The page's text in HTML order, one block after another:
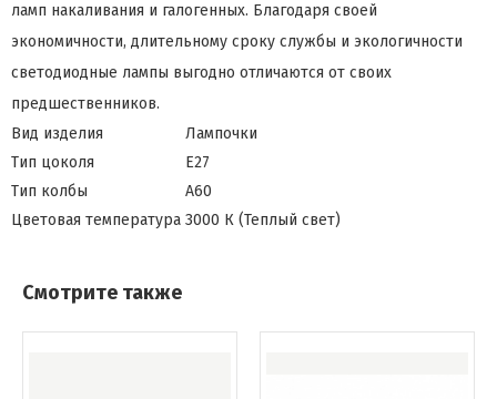
ламп накаливания и галогенных. Благодаря своей
экономичности, длительному сроку службы и экологичности
светодиодные лампы выгодно отличаются от своих
предшественников.
Вид изделия
Лампочки
Тип цоколя
Е27
Тип колбы
A60
Цветовая температура 3000 К (Теплый свет)
Смотрите также